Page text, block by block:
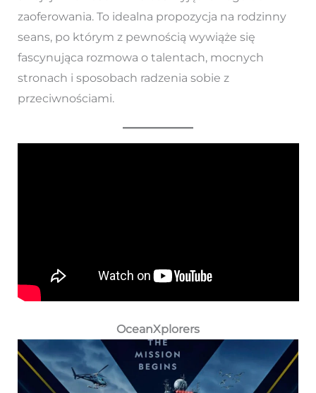
zaoferowania. To idealna propozycja na rodzinny
seans, po którym z pewnością wywiąże się
fascynująca rozmowa o talentach, mocnych
stronach i sposobach radzenia sobie z
przeciwnościami.
OceanXplorers